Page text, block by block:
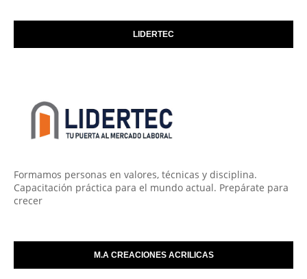
LIDERTEC
Formamos personas en valores, técnicas y disciplina.
Capacitación práctica para el mundo actual. Prepárate para
crecer
M.A CREACIONES ACRILICAS